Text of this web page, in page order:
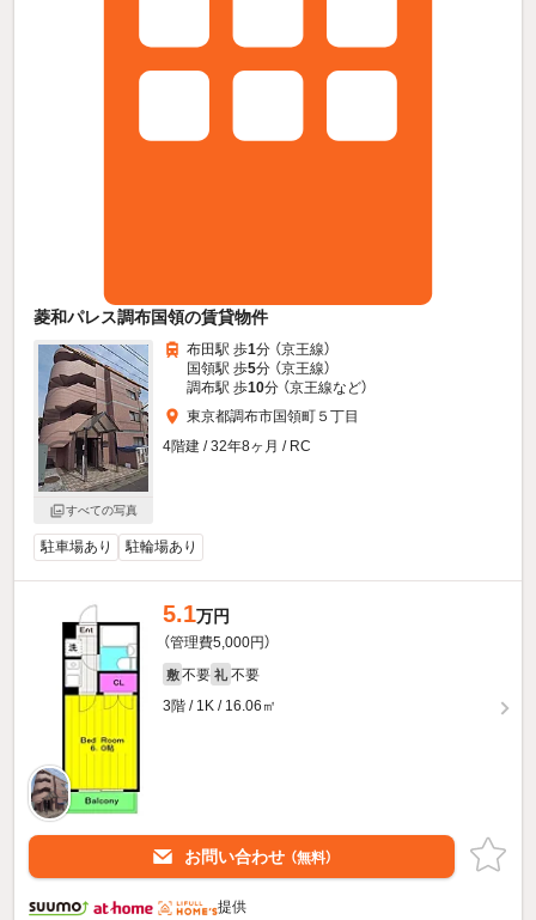
菱和パレス調布国領の賃貸物件
すべての写真
布田駅 歩1分 （京王線）
国領駅 歩5分 （京王線）
調布駅 歩10分 （京王線など）
東京都調布市国領町５丁目
4階建 / 32年8ヶ月 / RC
駐車場あり 駐輪場あり
5.1万円
（管理費5,000円）
敷 不要 礼 不要
3階 / 1K / 16.06㎡
お問い合わせ （無料）
提供